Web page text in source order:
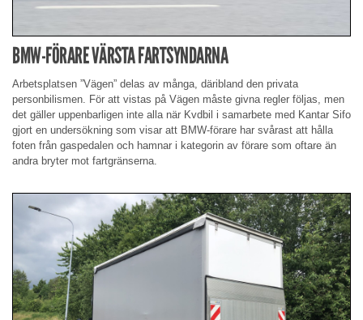
BMW-FÖRARE VÄRSTA FARTSYNDARNA
Arbetsplatsen ”Vägen” delas av många, däribland den privata
personbilismen. För att vistas på Vägen måste givna regler följas, men
det gäller uppenbarligen inte alla när Kvdbil i samarbete med Kantar Sifo
gjort en undersökning som visar att BMW-förare har svårast att hålla
foten från gaspedalen och hamnar i kategorin av förare som oftare än
andra bryter mot fartgränserna.